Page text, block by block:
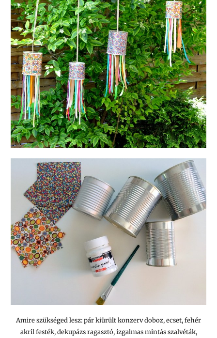
Amire szükséged lesz: pár kiürült konzerv doboz, ecset, fehér
akril festék, dekupázs ragasztó, izgalmas mintás szalvéták,